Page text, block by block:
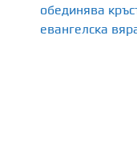
обединява
евангелска